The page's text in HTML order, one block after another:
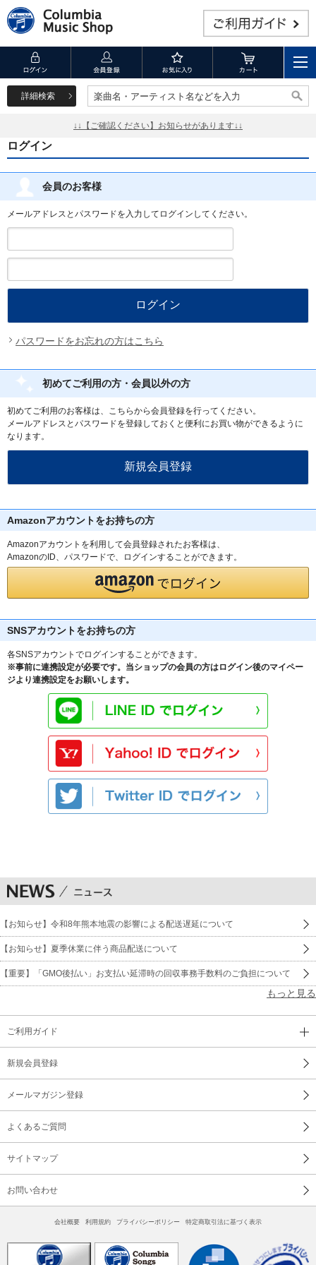
詳細検索 楽曲名・アーティスト名などを入力
楽曲名・アーティスト名などを入力
↓↓【ご確認ください】お知らせがあります↓↓
ログイン
会員のお客様
メールアドレスとパスワードを入力してログインしてください。
パスワードをお忘れの方はこちら
初めてご利用の方・会員以外の方
初めてご利用のお客様は、こちらから会員登録を行ってください。
メールアドレスとパスワードを登録しておくと便利にお買い物ができるように
なります。
Amazonアカウントをお持ちの方
Amazonアカウントを利用して会員登録されたお客様は、
AmazonのID、パスワードで、ログインすることができます。
SNSアカウントをお持ちの方
各SNSアカウントでログインすることができます。
※事前に連携設定が必要です。当ショップの会員の方はログイン後のマイペー
ジより連携設定をお願いします。
【お知らせ】令和8年熊本地震の影響による配送遅延について
【お知らせ】夏季休業に伴う商品配送について
【重要】「GMO後払い」お支払い延滞時の回収事務手数料のご負担について
もっと見る
ご利用ガイド
新規会員登録
メールマガジン登録
よくあるご質問
サイトマップ
お問い合わせ
会社概要 利用規約 プライバシーポリシー 特定商取引法に基づく表示